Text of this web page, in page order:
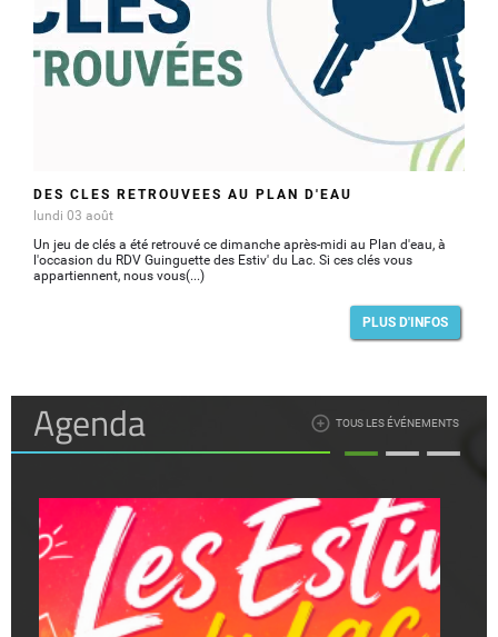
DES CLÉS RETROUVÉES AU PLAN D'EAU
lundi 03 août
Un jeu de clés a été retrouvé ce dimanche après-midi au Plan d'eau, à
l'occasion du RDV Guinguette des Estiv' du Lac. Si ces clés vous
appartiennent, nous vous(...)
PLUS D'INFOS
TOUS LES ÉVÉNEMENTS
Agenda